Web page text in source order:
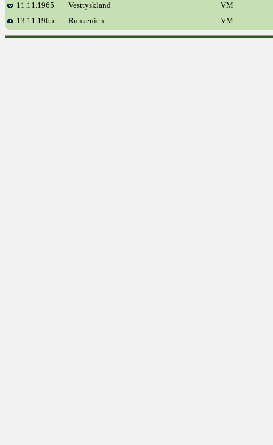
11.11.1965
Vesttyskland
VM
13.11.1965
Rumænien VM